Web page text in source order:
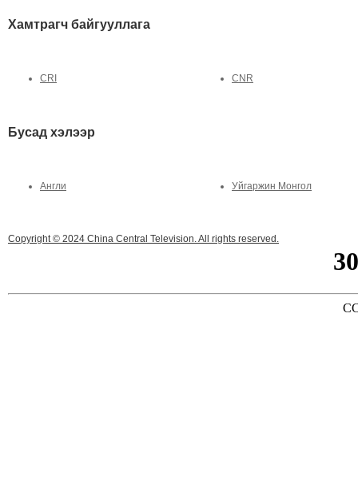
Хамтрагч байгууллага
CRI CNR
Бусад хэлээр
Англи Уйгаржин Монгол
Copyright © 2024 China Central Television. All rights reserved.